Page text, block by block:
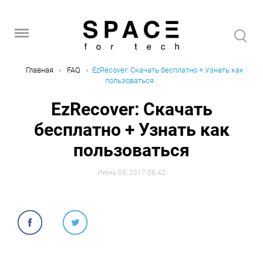
Главная FAQ
EzRecover: Скачать бесплатно + Узнать как
пользоваться
EzRecover: Скачать
бесплатно + Узнать как
пользоваться
Июнь 08, 2017 08:42